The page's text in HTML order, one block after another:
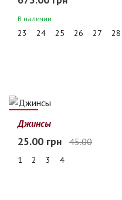
В наличии
23 24 25 26 27 28
44%
Джинсы
25.00 грн 45.00
1 2 3 4